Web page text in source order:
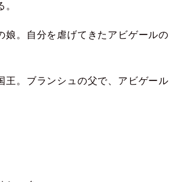
娘。自分を虐げてきたアビゲールの
王。ブランシュの父で、アビゲール